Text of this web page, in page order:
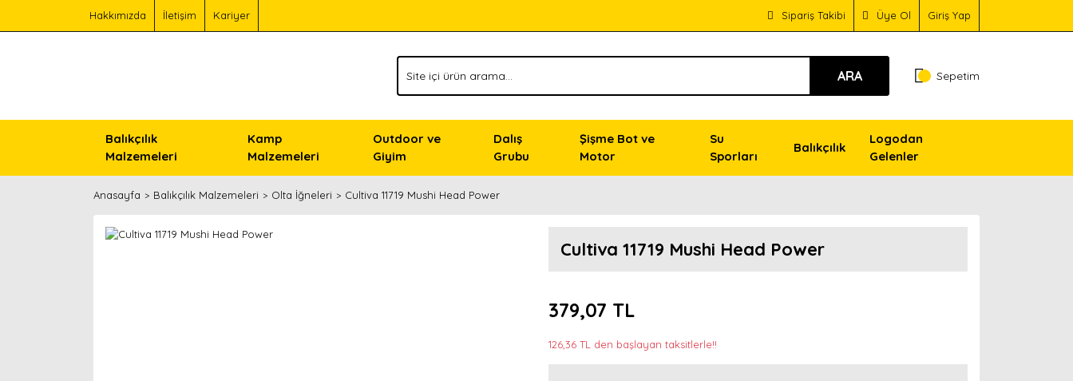
Hakkımızda İletişim Kariyer Sipariş Takibi Üye Ol Giriş Yap
ARA Sepetim
Balıkçılık
Malzemeleri
Kamp
Malzemeleri
Outdoor ve
Giyim
Dalış
Grubu
Şişme Bot ve
Motor
Su
Sporları
Balıkçılık
Logodan
Gelenler
Anasayfa Balıkçılık Malzemeleri Olta İğneleri Cultiva 11719 Mushi Head Power
Cultiva 11719 Mushi Head Power
379,07 TL
126,36 TL den başlayan taksitlerle!!